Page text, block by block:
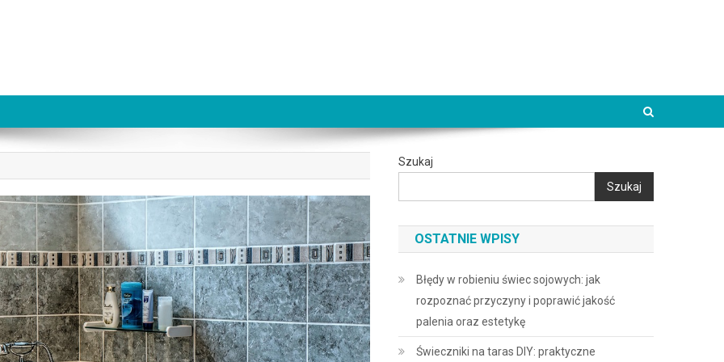
Szukaj
Szukaj
OSTATNIE WPISY
Błędy w robieniu świec sojowych: jak
rozpoznać przyczyny i poprawić jakość
palenia oraz estetykę
Świeczniki na taras DIY: praktyczne